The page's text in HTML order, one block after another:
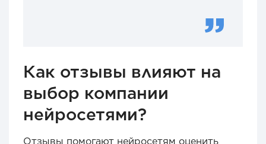
Как отзывы влияют на
выбор компании
нейросетями?
Отзывы помогают нейросетям оценить